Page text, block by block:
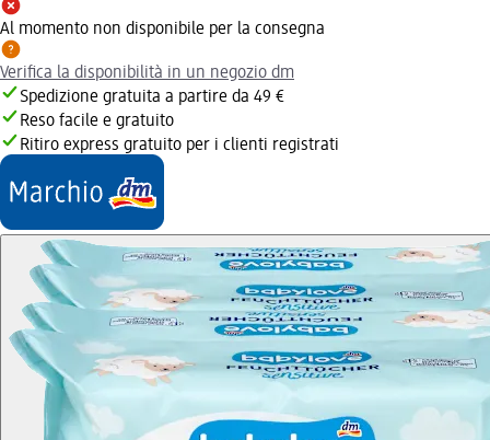
Al momento non disponibile per la consegna
Verifica la disponibilità in un negozio dm
Spedizione gratuita a partire da 49 €
Reso facile e gratuito
Ritiro express gratuito per i clienti registrati